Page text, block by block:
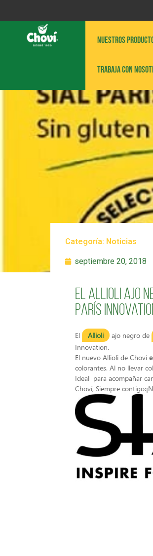
NUESTROS
Trabaja con
Categoría: Noticias
septiembre 20, 2018
El Allioli ajo
París
El Allioli ajo negro de
Innovation.
El nuevo Allioli de Choví
colorantes. Al no llevar
Ideal para acompañar
Choví, Siempre